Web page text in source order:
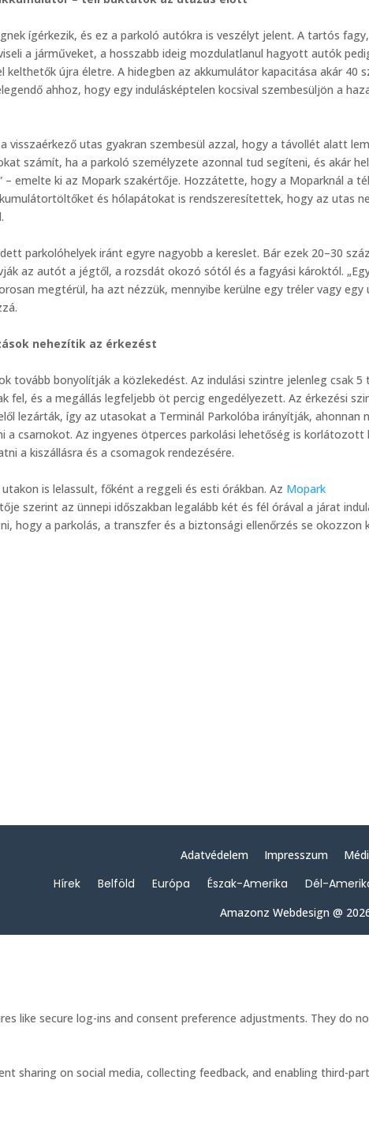
ígérkezik, és ez a parkoló autókra is veszélyt jelent. A tartós
a járműveket, a hosszabb ideig mozdulatlanul hagyott autók
kelthetők újra életre. A hidegben az akkumulátor kapacitása akár 40
ahhoz, hogy egy indulásképtelen kocsival szembesüljön a
visszaérkező utas gyakran szembesül azzal, hogy a távollét alatt
számít, ha a parkoló személyzete azonnal tud segíteni, és akár
– emelte ki az Mopark szakértője. Hozzátette, hogy a Moparknál a
és hólapátokat is rendszeresítettek, hogy az utas ne
parkolóhelyek iránt egyre nagyobb a kereslet. Bár ezek 20–30
az autót a jégtől, a rozsdát okozó sótól és a fagyási károktól.
megtérül, ha azt nézzük, mennyibe kerülne egy tréler vagy egy
nehezítik az érkezést
tovább bonyolítják a közlekedést. Az indulási szintre jelenleg csak 5
fel, és a megállás legfeljebb öt percig engedélyezett. Az érkezési
lezárták, így az utasokat a Terminál Parkolóba irányítják, ahonnan
a csarnokot. Az ingyenes ötperces parkolási lehetőség is
a kiszállásra és a csomagok rendezésére.
is lelassult, főként a reggeli és esti órákban. Az Mopark
szerint az ünnepi időszakban legalább két és fél órával a járat
hogy a parkolás, a transzfer és a biztonsági ellenőrzés se okozzon
Adatvédelem Impresszum
Hírek Belföld Európa Észak-Amerika Dél-
Amazonz Webdesign @
like secure log-ins and consent preference adjustments. They do
sharing on social media, collecting feedback, and enabling third-